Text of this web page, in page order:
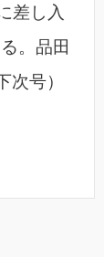
差し入
。品田
号）